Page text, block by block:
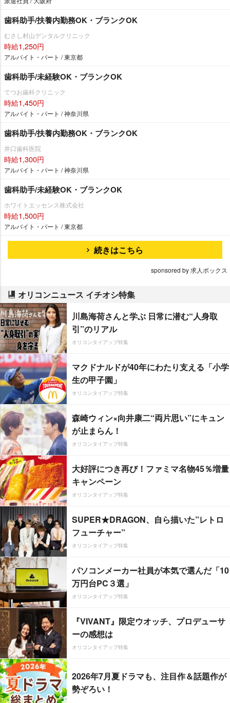
歯科助手/扶養内勤務OK・ブランクOK
むさし村山デンタルクリニック
時給1,250円
アルバイト・パート / 東京都
歯科助手/未経験OK・ブランクOK
てつお歯科クリニック
時給1,450円
アルバイト・パート / 神奈川県
歯科助手/扶養内勤務OK・ブランクOK
井口歯科医院
時給1,300円
アルバイト・パート / 神奈川県
歯科助手/未経験OK・ブランクOK
ホワイトエッセンス株式会社
時給1,500円
アルバイト・パート / 東京都
続きはこちら
sponsored by 求人ボックス
オリコンニュース イチオシ特集
川島海荷さんと学ぶ 日常に潜む“人身取
引”のリアル
オリコンタイアップ特集
マクドナルドが40年にわたり支える「小学
生の甲子園」
オリコンタイアップ特集
森崎ウィン×向井康二“両片思い”にキュン
が止まらん！
オリコンタイアップ特集
大好評につき再び！ファミマ名物45％増量
キャンペーン
オリコンタイアップ特集
SUPER★DRAGON、自ら描いた”レトロ
フューチャー”
オリコンタイアップ特集
パソコンメーカー社員が本気で選んだ「10
万円台PC３選」
オリコンタイアップ特集
『VIVANT』限定ウオッチ、プロデューサ
ーの感想は
オリコンタイアップ特集
2026年7月夏ドラマも、注目作＆話題作が
勢ぞろい！